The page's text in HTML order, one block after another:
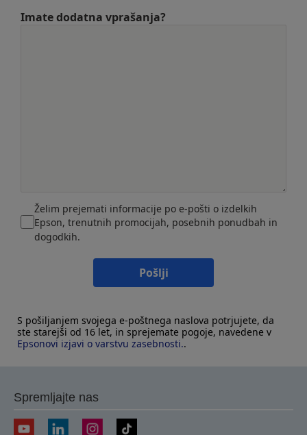
Imate dodatna vprašanja?
Želim prejemati informacije po e-pošti o izdelkih
Epson, trenutnih promocijah, posebnih ponudbah in
dogodkih.
Pošlji
S pošiljanjem svojega e-poštnega naslova potrjujete, da
ste starejši od 16 let, in sprejemate pogoje, navedene v
Epsonovi izjavi o varstvu zasebnosti..
Spremljajte nas